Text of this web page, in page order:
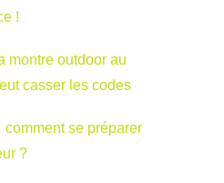
!
montre outdoor au
casser les codes
se préparer
?